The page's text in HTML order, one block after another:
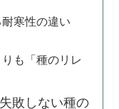
寒性の違い
も「種のリレ
敗しない種の